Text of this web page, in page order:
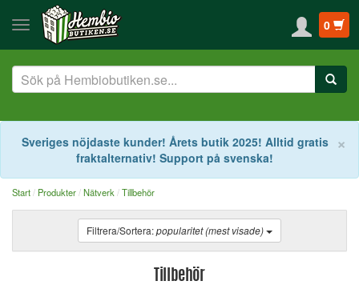
0
×
Sveriges nöjdaste kunder! Årets butik 2025! Alltid gratis
fraktalternativ! Support på svenska!
Start Produkter Nätverk Tillbehör
Filtrera/Sortera:popularitet (mest visade)
Tillbehör